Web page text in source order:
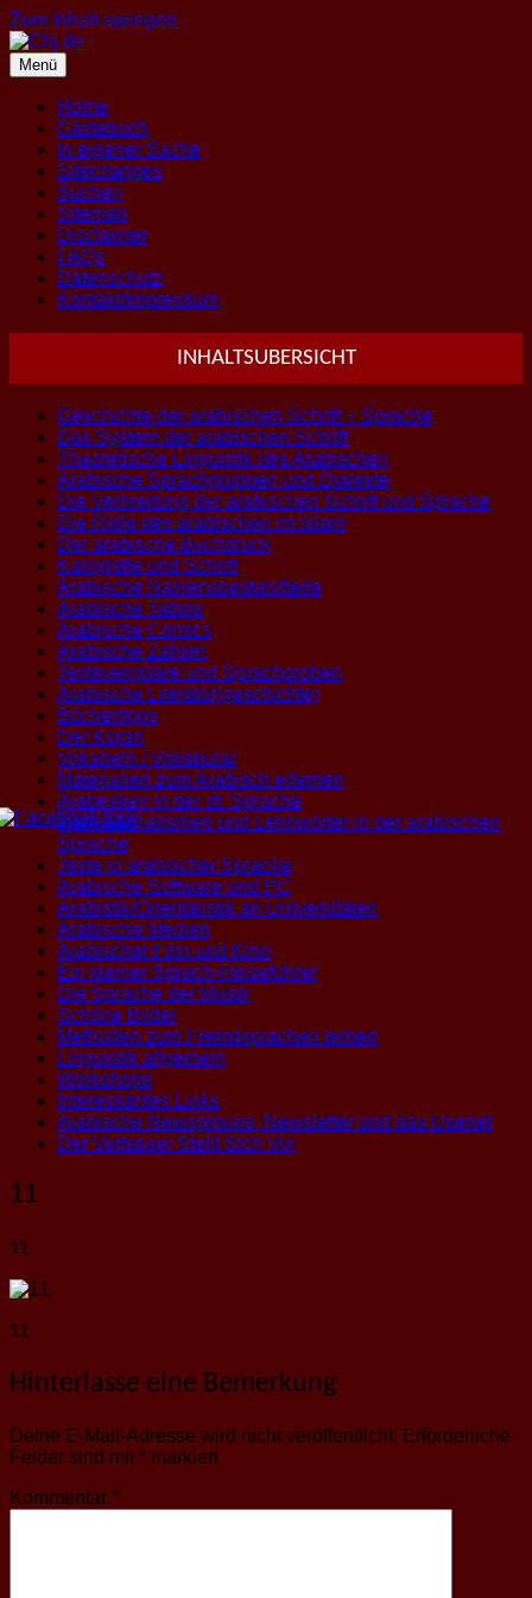
Zum Inhalt springen
Menü
Home
Gästebuch
In eigener Sache
Sitechanges
Suchen
Sitemap
Disclaimer
FAQs
Datenschutz
Kontakt/Impressum
INHALTSUBERSICHT
Geschichte der arabischen Schrift + Sprache
Das System der arabischen Schrift
Theoretische Linguistik des Arabischen
Arabische Sprachgruppen und Dialekte
Die Verbreitung der arabischen Schrift und Sprache
Die Rolle des arabischen im Islam
Der arabische Buchdruck
Kalligrafie und Schrift
Arabische Namensbestandteile
Arabische Tatoos
Arabische Comics
Arabische Zahlen
Textexemplare und Sprachproben
Arabische Literatur(geschichte)
Büchertipps
Der Koran
Vokabeln / Vokabular
Materialien zum Arabisch erlernen
Arabesken in der dt. Sprache
Internationalismen und Lehnwörter in der arabischen
Sprache
Texte in arabischer Sprache
Arabische Software und PC
Arabistik/Orientalistik an Universitäten
Arabische Medien
Arabischer Film und Kino
Ein kleiner Sprach-Reiseführer
Die Sprache der Musik
Schöne Bilder
Methoden zum Fremdsprachen lernen
Linguistik allgemein
Workshops
Interessantes Links
Arabische Newsgroups, Newsletter und das Usenet
Der Verfasser Stellt Sich Vor
11
11
11
Hinterlasse eine Bemerkung
Deine E-Mail-Adresse wird nicht veröffentlicht. Erforderliche
Felder sind mit * markiert
Kommentar *